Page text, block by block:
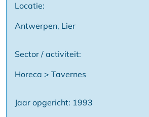
Locatie:
Antwerpen, Lier
Sector / activiteit:
Horeca > Tavernes
Jaar opgericht: 1993